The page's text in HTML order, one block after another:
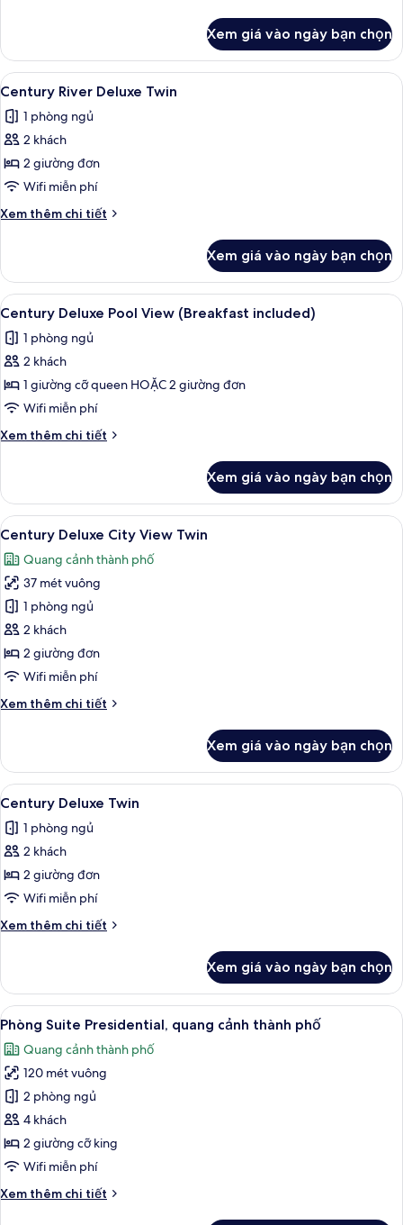
Century
Suite
Xem giá vào ngày bạn chọn
Xem
tất
cả
ảnh
Century
River
Deluxe
Twin
Century River Deluxe Twin |
8
Century River Deluxe Twin
1 phòng ngủ
2 khách
2 giường đơn
Wifi miễn phí
Xem thêm chi tiết
Chi
Century
River
Deluxe
Xem giá vào ngày bạn chọn
Xem
tất
cả
ảnh
Century
Deluxe
Pool
View
included)
Century Deluxe Pool View
7
Century Deluxe Pool View (Breakfast included)
1 phòng ngủ
2 khách
1 giường cỡ queen HOẶC 2 giường đơn
Wifi miễn phí
Xem thêm chi tiết
Chi
Century
Deluxe
Pool
(Breakfast
included)
Xem giá vào ngày bạn chọn
Xem
tất
cả
ảnh
Century
Deluxe
City
View
Century
9
Century Deluxe City View Twin
Quang cảnh thành phố
37 mét vuông
1 phòng ngủ
2 khách
2 giường đơn
Wifi miễn phí
Xem thêm chi tiết
Chi
Century
Deluxe
City
Twin
Xem giá vào ngày bạn chọn
Xem
tất
cả
ảnh
Century
Deluxe
Twin
Century Deluxe Twin | Minibar, két
5
Century Deluxe Twin
1 phòng ngủ
2 khách
2 giường đơn
Wifi miễn phí
Xem thêm chi tiết
Chi
Century
Deluxe
Twin
Xem giá vào ngày bạn chọn
Xem
tất
cả
ảnh
Phòng
Suite
Presidential,
quang
thành
Phòng Suite Presidential, quang
9
Phòng Suite Presidential, quang cảnh thành phố
Quang cảnh thành phố
120 mét vuông
2 phòng ngủ
4 khách
2 giường cỡ king
Wifi miễn phí
Xem thêm chi tiết
Chi